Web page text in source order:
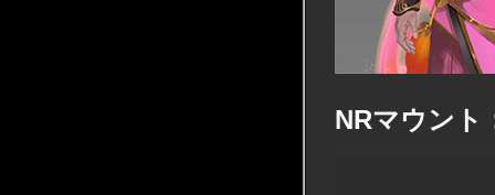
NRマウント